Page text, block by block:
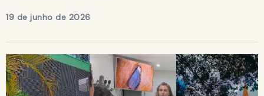
19 de junho de 2026